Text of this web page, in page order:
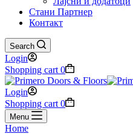
Стани Партнер
Контакт
Search
Login
Shopping cart 0
Login
Shopping cart 0
Menu
Home